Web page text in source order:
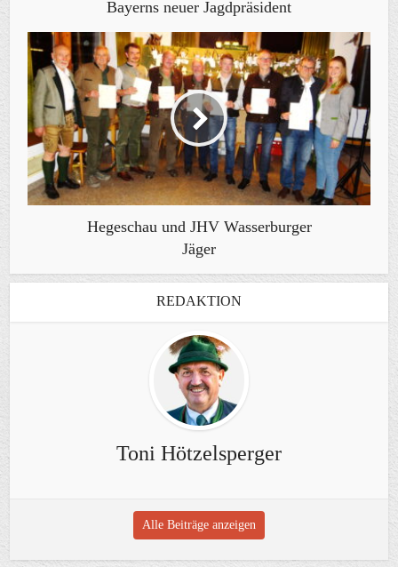
Bayerns neuer Jagdpräsident
Hegeschau und JHV Wasserburger
Jäger
REDAKTION
Toni Hötzelsperger
Alle Beiträge anzeigen